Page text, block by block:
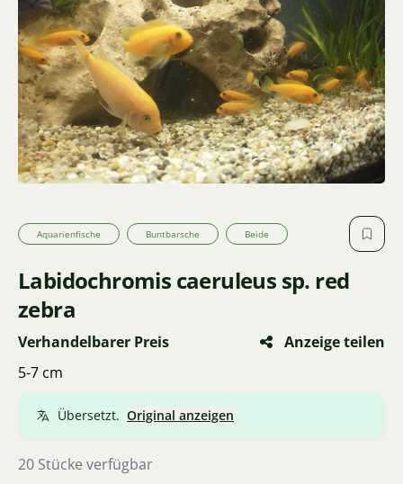
Aquarienfische Buntbarsche Beide
Labidochromis caeruleus sp. red
zebra
Verhandelbarer Preis
Anzeige teilen
5-7 cm
Übersetzt. Original anzeigen
20 Stücke verfügbar